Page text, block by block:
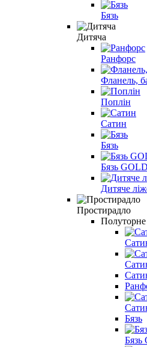
Бязь
Дитяча
Ранфорс
Фланель,
Поплін
Сатин
Бязь
Бязь
Дитяче
Простирадло
Бязь